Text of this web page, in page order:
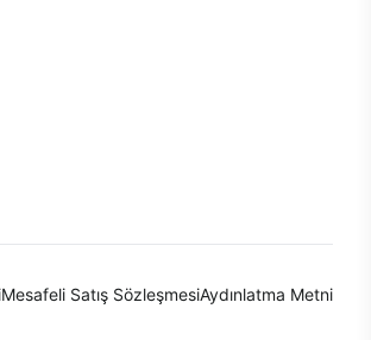
Mesafeli Satış SözleşmesiAydınlatma Metni